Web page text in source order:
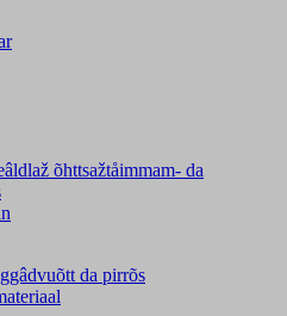
õhttsažtåimmam- da
da pirrõs